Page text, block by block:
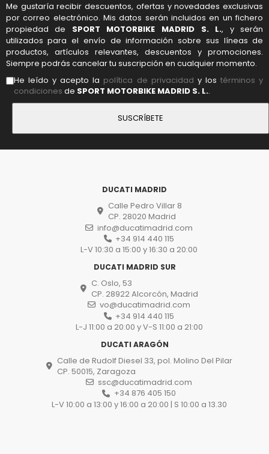
Me gustaría recibir descuentos, ofertas y novedades exclusivas
por correo electrónico. Mis datos serán incluidos en un fichero
propiedad de SPORT MOTORBIKE MADRID S. L., y serán
utilizados para el envío de información sobre sus líneas de
productos, artículos relevantes, descuentos y promociones.
Siempre podrás cancelar tu suscripción en cualquier momento.
He leído y acepto la política de privacidad y lostérminos y
condiciones de SPORT MOTORBIKE MADRID S. L..
DUCATI MADRID
Calle Pedro Villar 8
CP. 28020 Madrid
info@ducatimadrid.com
+34 914 440 115
L-V 10:30 a 15:00 y 16:30 a 20:00
DUCATI MADRID SUR
C. Oslo, 53
CP. 28922 Alcorcón, Madrid
vo@ducatimadrid.com
+34 914 440 115
L-J 11:00 a 20:00 y V-S 11:00 a 21:00
DUCATI ARAGÓN
Calle de Rudolf Diesel 33, pol. Molino Del Pilar
CP. 50015, Zaragoza
ssc@ducatimadrid.com
+34 876 405 150
L-V 10:00 a 13:00 y 16:00 a 20:00 | S 10:00 a 13.30